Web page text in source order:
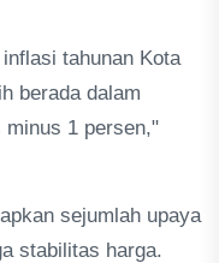
tahunan Kota
berada dalam
minus 1 persen,"
sejumlah upaya
stabilitas harga.